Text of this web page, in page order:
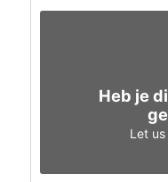
Heb je
Let